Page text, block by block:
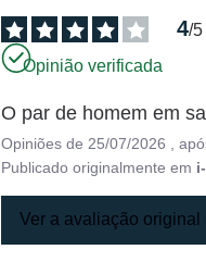
4/5
Opinião verificada
O par de homem em
Opiniões de 25/07/2026 ,
Publicado originalmente em
Ver a avaliação original